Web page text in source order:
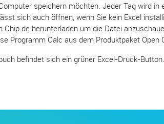
speichern möchten. Jeder Tag wird
sich auch öffnen, wenn Sie kein Excel
herunterladen um die Datei
Programm Calc aus dem Produktpaket Open
befindet sich ein grüner Excel-Druck-